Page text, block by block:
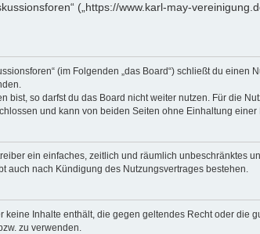
(„https://www.karl-may-
(im Folgenden „das Board“) schließt du
bist, so darfst du das Board nicht weiter nutzen. Für die
und kann von beiden Seiten ohne Einhaltung
ein einfaches, zeitlich und räumlich unbeschränktes
auch nach Kündigung des Nutzungsvertrages bestehen.
keine Inhalte enthält, die gegen geltendes Recht oder
zu verwenden.